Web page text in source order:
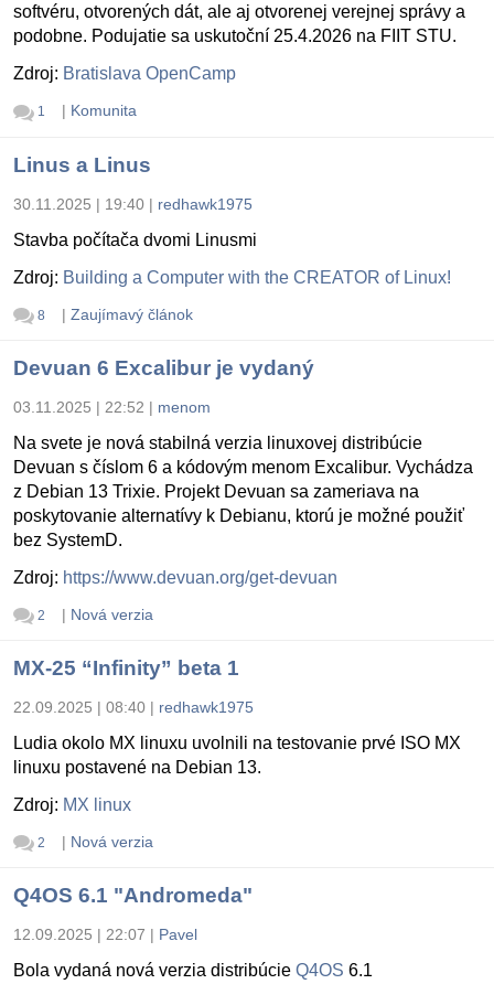
softvéru, otvorených dát, ale aj otvorenej verejnej správy a
podobne. Podujatie sa uskutoční 25.4.2026 na FIIT STU.
Zdroj: Bratislava OpenCamp
1 | Komunita
Linus a Linus
30.11.2025 | 19:40 | redhawk1975
Stavba počítača dvomi Linusmi
Zdroj: Building a Computer with the CREATOR of Linux!
8 | Zaujímavý článok
Devuan 6 Excalibur je vydaný
03.11.2025 | 22:52 | menom
Na svete je nová stabilná verzia linuxovej distribúcie
Devuan s číslom 6 a kódovým menom Excalibur. Vychádza
z Debian 13 Trixie. Projekt Devuan sa zameriava na
poskytovanie alternatívy k Debianu, ktorú je možné použiť
bez SystemD.
Zdroj: https://www.devuan.org/get-devuan
2 | Nová verzia
MX-25 “Infinity” beta 1
22.09.2025 | 08:40 | redhawk1975
Ludia okolo MX linuxu uvolnili na testovanie prvé ISO MX
linuxu postavené na Debian 13.
Zdroj: MX linux
2 | Nová verzia
Q4OS 6.1 "Andromeda"
12.09.2025 | 22:07 | Pavel
Bola vydaná nová verzia distribúcie Q4OS 6.1